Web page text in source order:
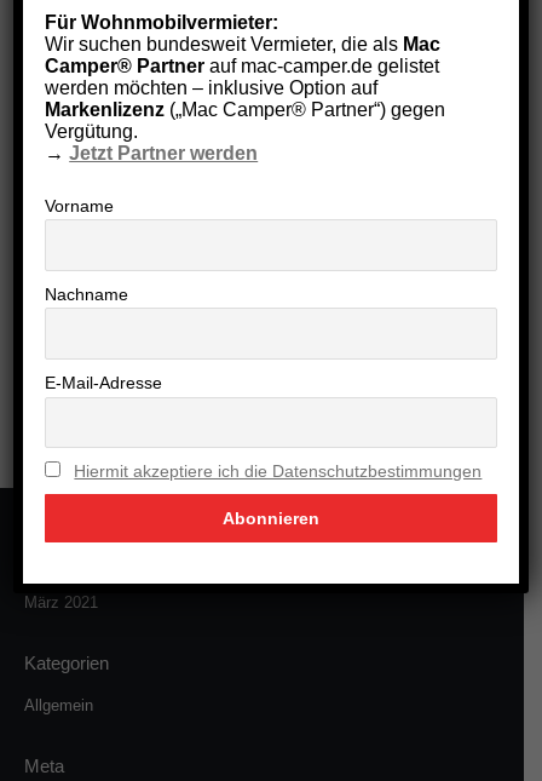
Neueste Beiträge
März 2021
Kategorien
Allgemein
Meta
Für Wohnmobilvermieter:
Wir suchen bundesweit Vermieter, die als Mac
Camper® Partner auf mac-camper.de gelistet
werden möchten – inklusive Option auf
Markenlizenz („Mac Camper® Partner“) gegen
Vergütung.
→Jetzt Partner werden
Vorname
Nachname
E-Mail-Adresse
Hiermit akzeptiere ich die Datenschutzbestimmungen